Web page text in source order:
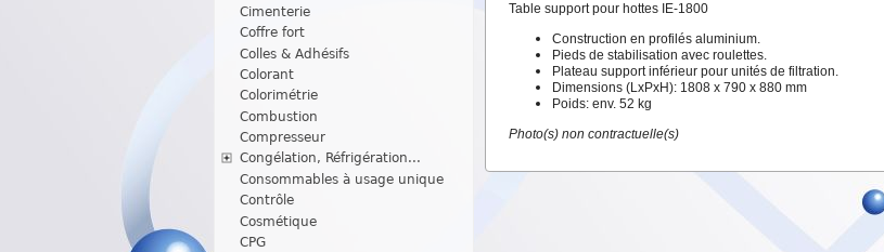
Cimenterie
Coffre fort
Colles & Adhésifs
Colorant
Colorimétrie
Combustion
Compresseur
Congélation, Réfrigération...
Consommables à usage unique
Contrôle
Cosmétique
CPG
Table support pour hottes IE-1800
Construction en profilés aluminium.
Pieds de stabilisation avec roulettes.
Plateau support inférieur pour unités de filtration.
Dimensions (LxPxH): 1808 x 790 x 880 mm
Poids: env. 52 kg
Photo(s) non contractuelle(s)